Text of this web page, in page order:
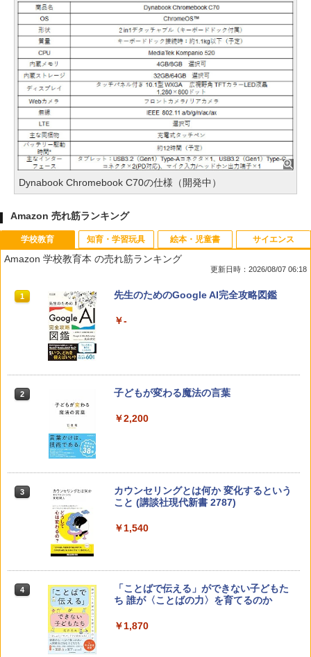
Dynabook Chromebook C70の仕様（開発中）
Amazon 売れ筋ランキング
学校教育
Amazon 学校教育本 の売れ筋ランキング
更新日時：2026/08/07 06:18
1 先生のためのGoogle AI完全攻略図鑑
￥-
2 子どもが変わる魔法の言葉
￥2,200
3
カウンセリングとは何か 変化するという
こと (講談社現代新書 2787)
￥1,540
4
「ことばで伝える」ができない子どもた
ち 誰が〈ことばの力〉を育てるのか
￥1,870
知育・学習玩具 絵本・児童書 サイエンス